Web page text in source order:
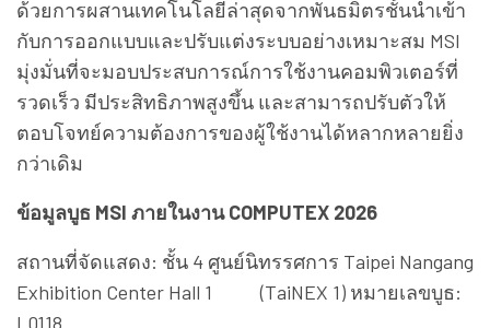
ด้วยการผสานเทคโนโลยีล่าสุดจากพันธมิตรชั้นนำเข้า
กับการออกแบบและปรับแต่งระบบอย่างเหมาะสม MSI
มุ่งมั่นที่จะมอบประสบการณ์การใช้งานคอมพิวเตอร์ที่
รวดเร็ว มีประสิทธิภาพสูงขึ้น และสามารถปรับตัวให้
ตอบโจทย์ความต้องการของผู้ใช้งานได้หลากหลายยิ่ง
กว่าเดิม
ข้อมูลบูธ MSI ภายในงาน COMPUTEX 2026
สถานที่จัดแสดง: ชั้น 4 ศูนย์นิทรรศการ Taipei Nangang
Exhibition Center Hall 1 (TaiNEX 1) หมายเลขบูธ:
L0118